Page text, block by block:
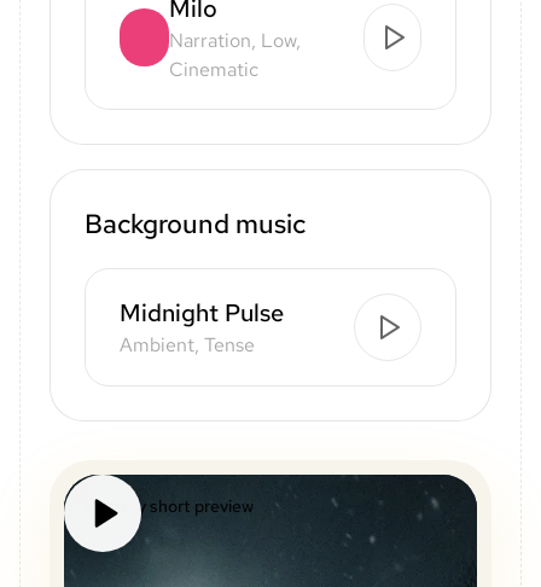
Milo
Narration, Low,
Cinematic
Background music
Midnight Pulse
Ambient, Tense
Mystery short preview